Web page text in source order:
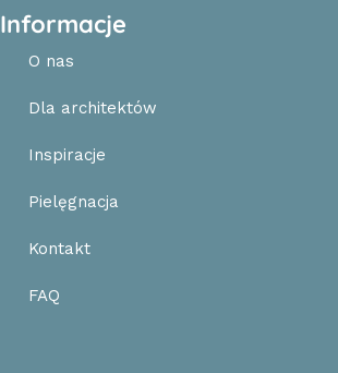
Informacje
O nas
Dla architektów
Inspiracje
Pielęgnacja
Kontakt
FAQ